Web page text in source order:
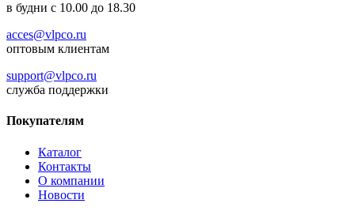
в будни с 10.00 до 18.30
acces@vlpco.ru
оптовым клиентам
support@vlpco.ru
служба поддержки
Покупателям
Каталог
Контакты
О компании
Новости